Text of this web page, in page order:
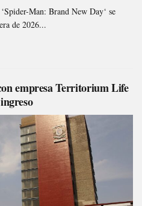
Man: Brand New Day‘ se
de 2026...
empresa Territorium Life